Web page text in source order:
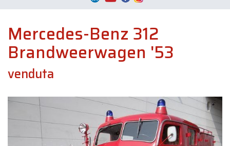
Mercedes-Benz 312
Brandweerwagen '53
venduta